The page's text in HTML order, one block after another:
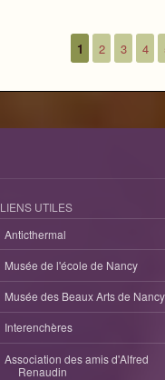
1 2 3 4
LIENS UTILES
Anticthermal
Musée de l'école de Nancy
Musée des Beaux Arts de Nancy
Interenchères
Association des amis d'Alfred
Renaudin